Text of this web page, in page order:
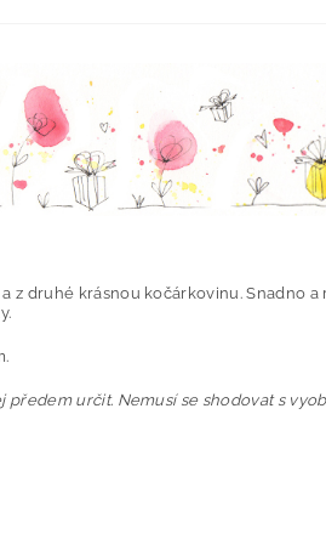
z druhé krásnou kočárkovinu. Snadno
určit. Nemusí se shodovat s